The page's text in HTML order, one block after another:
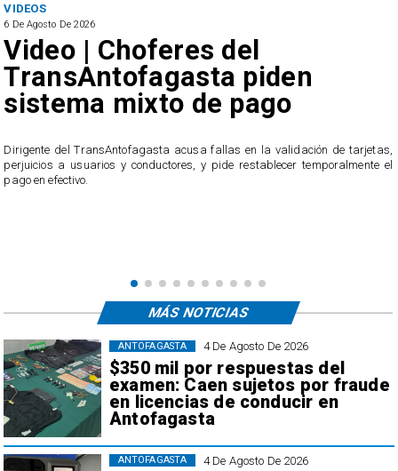
VIDEOS
6 De Agosto De 2026
Video | Choferes del
TransAntofagasta piden
sistema mixto de pago
​Dirigente del TransAntofagasta acusa fallas en la validación de tarjetas,
perjuicios a usuarios y conductores, y pide restablecer temporalmente el
pago en efectivo.
4 De Agosto De 2026
$350 mil por respuestas del
examen: Caen sujetos por fraude
en licencias de conducir en
Antofagasta
ANTOFAGASTA
4 De Agosto De 2026
ANTOFAGASTA
MÁS NOTICIAS